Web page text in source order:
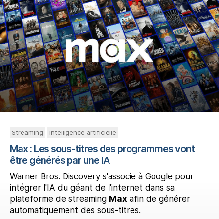
Streaming Intelligence artificielle
Max : Les sous-titres des programmes vont
être générés par une IA
Warner Bros. Discovery s'associe à Google pour
intégrer l'IA du géant de l'internet dans sa
plateforme de streaming Max afin de générer
automatiquement des sous-titres.